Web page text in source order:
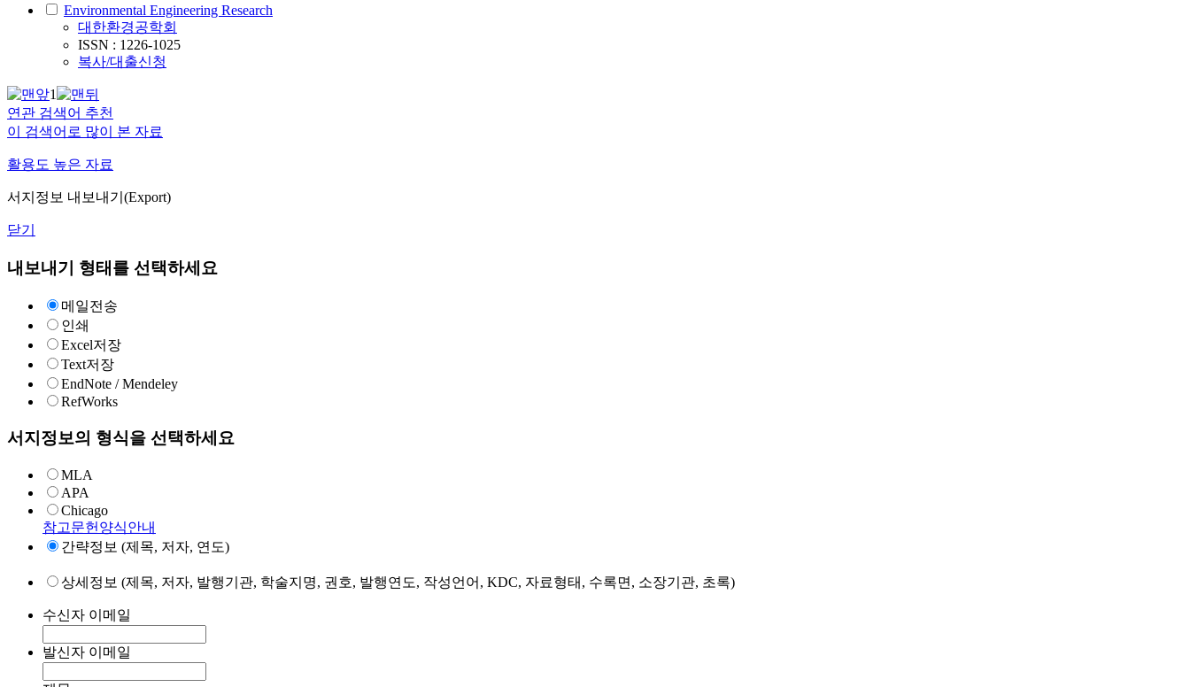
Environmental Engineering Research
대한환경공학회
ISSN : 1226-1025
복사/대출신청
1
연관 검색어 추천
이 검색어로 많이 본 자료
활용도 높은 자료
서지정보 내보내기(Export)
닫기
내보내기 형태를 선택하세요
메일전송
인쇄
Excel저장
Text저장
EndNote / Mendeley
RefWorks
서지정보의 형식을 선택하세요
MLA
APA
Chicago
참고문헌양식안내
간략정보 (제목, 저자, 연도)
상세정보 (제목, 저자, 발행기관, 학술지명, 권호, 발행연도, 작성언어, KDC, 자료형태, 수록면, 소장기관, 초록)
수신자 이메일
발신자 이메일